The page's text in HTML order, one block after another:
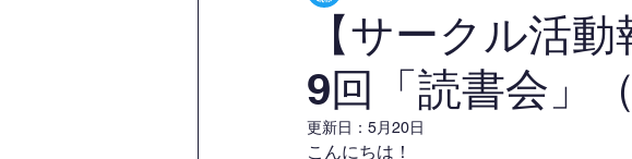
【サークル活
9回「読書会」（
更新日： 5月20日
こんにちは！